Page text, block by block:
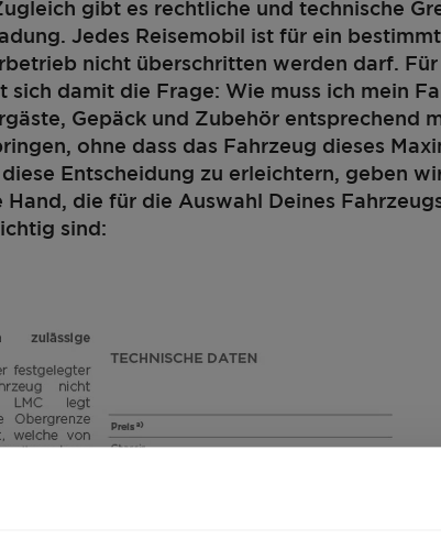
26.000,– €
Preis ab Schlafplätze
gibt es rechtliche und technische
Jedes Reisemobil ist für ein
nicht überschritten werden darf. Für
sich damit die Frage: Wie muss ich mein
Gepäck und Zubehör entsprechend
ohne dass das Fahrzeug dieses
Entscheidung zu erleichtern, geben
die für die Auswahl Deines
sind: